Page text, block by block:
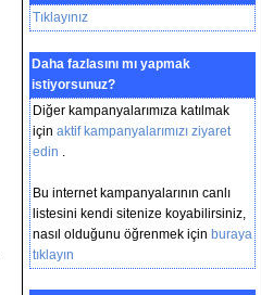
Tıklayınız
Daha fazlasını mı yapmak
istiyorsunuz?
Diğer kampanyalarımıza katılmak
için aktif kampanyalarımızı ziyaret
edin .
Bu internet kampanyalarının canlı
listesini kendi sitenize koyabilirsiniz,
nasıl olduğunu öğrenmek için buraya
tıklayın